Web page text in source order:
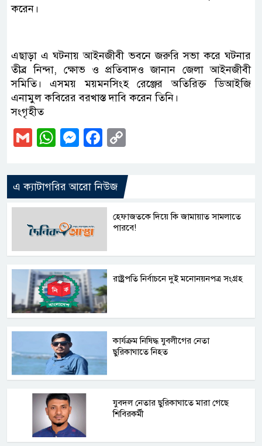
করেন।
এছাড়া এ ঘটনায় আইনজীবী ভবনে জরুরি সভা করে ঘটনার
তীব্র নিন্দা, ক্ষোভ ও প্রতিবাদও জানান জেলা আইনজীবী
সমিতি। এসময় ময়মনসিংহ রেঞ্জের অতিরিক্ত ডিআইজি
এনামুল কবিরের বরখাস্ত দাবি করেন তিনি।
সংগৃহীত
GmailWhatsApp
Messenger
Facebook
এ ক্যাটাগরির আরো নিউজ
হেফাজতকে দিয়ে কি জামায়াত সামলাতে
পারবে!
রাষ্ট্রপতি নির্বাচনে দুই মনোনয়নপত্র সংগ্রহ
কার্যক্রম নিষিদ্ধ যুবলীগের নেতা
ছুরিকাঘাতে নিহত
যুবদল নেতার ছুরিকাঘাতে মারা গেছে
শিবিরকর্মী